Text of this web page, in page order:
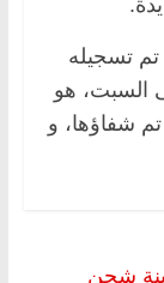
تم تسجيله
السبت، هو
ضمنهم 51672 حالة تم شفاؤها، و
شحن